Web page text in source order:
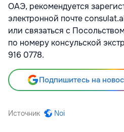
ОАЭ, рекомендуется
электронной почте
или связаться с
по номеру консульской
916 0778.
Подпишитесь на
Источник Noi